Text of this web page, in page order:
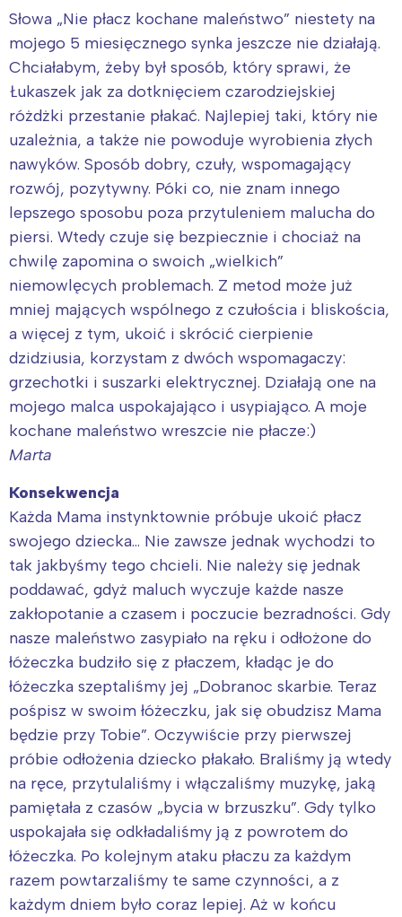
Słowa „Nie płacz kochane maleństwo” niestety na
mojego 5 miesięcznego synka jeszcze nie działają.
Chciałabym, żeby był sposób, który sprawi, że
Łukaszek jak za dotknięciem czarodziejskiej
różdżki przestanie płakać. Najlepiej taki, który nie
uzależnia, a także nie powoduje wyrobienia złych
nawyków. Sposób dobry, czuły, wspomagający
rozwój, pozytywny. Póki co, nie znam innego
lepszego sposobu poza przytuleniem malucha do
piersi. Wtedy czuje się bezpiecznie i chociaż na
chwilę zapomina o swoich „wielkich”
niemowlęcych problemach. Z metod może już
mniej mających wspólnego z czułościa i bliskościa,
a więcej z tym, ukoić i skrócić cierpienie
dzidziusia, korzystam z dwóch wspomagaczy:
grzechotki i suszarki elektrycznej. Działają one na
mojego malca uspokajająco i usypiająco. A moje
kochane maleństwo wreszcie nie płacze:)
Marta
Konsekwencja
Każda Mama instynktownie próbuje ukoić płacz
swojego dziecka… Nie zawsze jednak wychodzi to
tak jakbyśmy tego chcieli. Nie należy się jednak
poddawać, gdyż maluch wyczuje każde nasze
zakłopotanie a czasem i poczucie bezradności. Gdy
nasze maleństwo zasypiało na ręku i odłożone do
łóżeczka budziło się z płaczem, kładąc je do
łóżeczka szeptaliśmy jej „Dobranoc skarbie. Teraz
pośpisz w swoim łóżeczku, jak się obudzisz Mama
będzie przy Tobie”. Oczywiście przy pierwszej
próbie odłożenia dziecko płakało. Braliśmy ją wtedy
na ręce, przytulaliśmy i włączaliśmy muzykę, jaką
pamiętała z czasów „bycia w brzuszku”. Gdy tylko
uspokajała się odkładaliśmy ją z powrotem do
łóżeczka. Po kolejnym ataku płaczu za każdym
razem powtarzaliśmy te same czynności, a z
każdym dniem było coraz lepiej. Aż w końcu